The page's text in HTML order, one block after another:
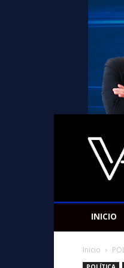
Americano
Victor
INICIO
Inicio